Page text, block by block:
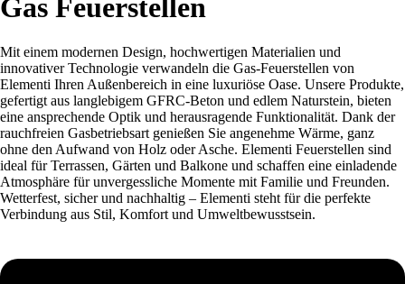
Gas Feuerstellen
Mit einem modernen Design, hochwertigen Materialien und
innovativer Technologie verwandeln die Gas-Feuerstellen von
Elementi Ihren Außenbereich in eine luxuriöse Oase. Unsere Produkte,
gefertigt aus langlebigem GFRC-Beton und edlem Naturstein, bieten
eine ansprechende Optik und herausragende Funktionalität. Dank der
rauchfreien Gasbetriebsart genießen Sie angenehme Wärme, ganz
ohne den Aufwand von Holz oder Asche. Elementi Feuerstellen sind
ideal für Terrassen, Gärten und Balkone und schaffen eine einladende
Atmosphäre für unvergessliche Momente mit Familie und Freunden.
Wetterfest, sicher und nachhaltig – Elementi steht für die perfekte
Verbindung aus Stil, Komfort und Umweltbewusstsein.